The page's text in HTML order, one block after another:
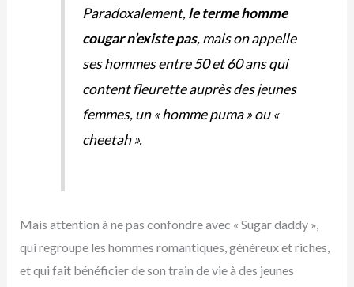
Paradoxalement,le terme homme
cougar n’existe pas, mais on appelle
ses hommes entre 50 et 60 ans qui
content fleurette auprès des jeunes
femmes, un « homme puma » ou «
cheetah ».
Mais attention à ne pas confondre avec « Sugar daddy »,
qui regroupe les hommes romantiques, généreux et riches,
et qui fait bénéficier de son train de vie à des jeunes